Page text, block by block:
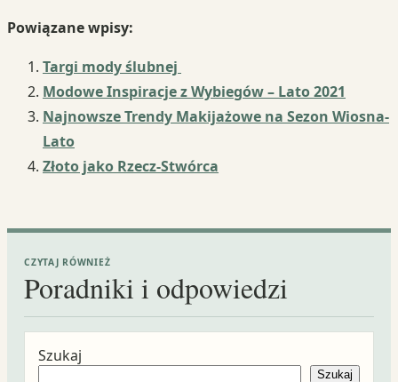
Powiązane wpisy:
Targi mody ślubnej
Modowe Inspiracje z Wybiegów – Lato 2021
Najnowsze Trendy Makijażowe na Sezon Wiosna-
Lato
Złoto jako Rzecz-Stwórca
CZYTAJ RÓWNIEŻ
Poradniki i odpowiedzi
Szukaj
Szukaj